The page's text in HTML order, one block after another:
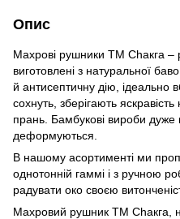
Опис
Махрові рушники ТМ Сһакга –
виготовлені з натуральної
й антисептичну дію, ідеально
сохнуть, зберігають
прань. Бамбукові вироби дуже
деформуються.
В нашому асортименті ми
однотонній гаммі і з ручною
радувати око своєю
Махровий рушник ТМ Сһакга,